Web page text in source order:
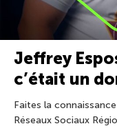
Jeffrey
c’était un
Faites la
Réseaux Sociaux